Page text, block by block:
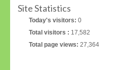
Site Statistics
Today's visitors: 0
Total visitors : 17,582
Total page views: 27,364